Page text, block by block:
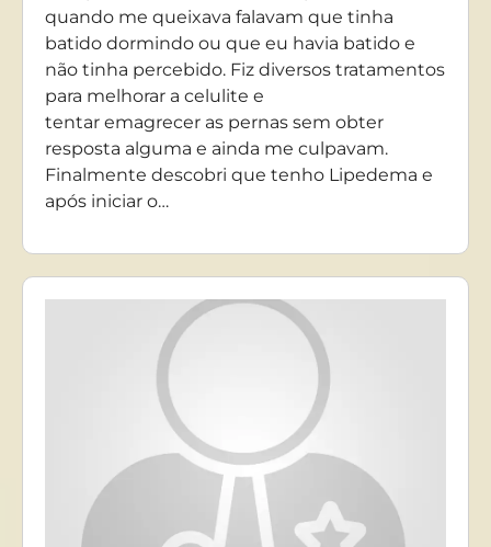
quando me queixava falavam que tinha
batido dormindo ou que eu havia batido e
não tinha percebido. Fiz diversos tratamentos
para melhorar a celulite e
tentar emagrecer as pernas sem obter
resposta alguma e ainda me culpavam.
Finalmente descobri que tenho Lipedema e
após iniciar o…